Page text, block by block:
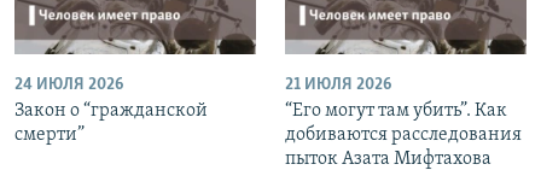
24 ИЮЛЯ 2026
Закон о “гражданской
смерти”
21 ИЮЛЯ 2026
“Его могут там убить”. Как
добиваются расследования
пыток Азата Мифтахова